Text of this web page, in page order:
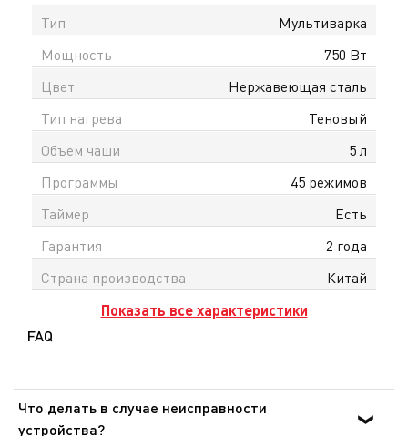
Тип
Мультиварка
Мощность
750 Вт
Цвет
Нержавеющая сталь
Тип нагрева
Теновый
Объем чаши
5 л
Программы
45 режимов
Таймер
Есть
Гарантия
2 года
Страна производства
Китай
Показать все характеристики
FAQ
Что делать в случае неисправности
устройства?